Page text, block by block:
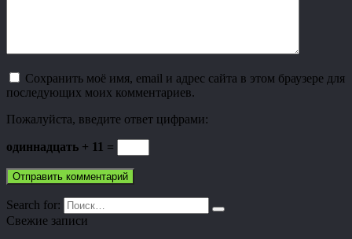
Сохранить моё имя, email и адрес сайта в этом браузере для
последующих моих комментариев.
Пожалуйста, введите ответ цифрами:
одиннадцать + 11 =
Search for:
Свежие записи